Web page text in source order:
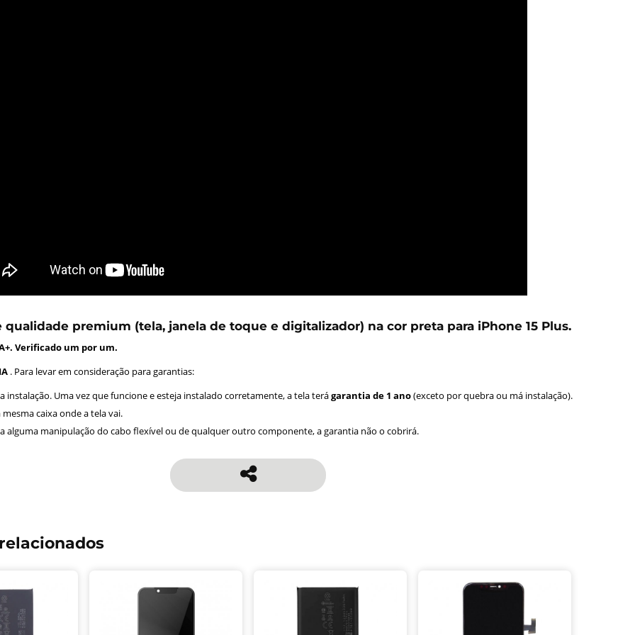
qualidade premium (tela, janela de toque e digitalizador) na cor preta para iPhone 15 Plus.
Verificado um por um.
. Para levar em consideração para garantias:
instalação. Uma vez que funcione e esteja instalado corretamente, a tela terágarantia de 1 ano(exceto por quebra ou má instalação).
caixa onde a tela vai.
alguma manipulação do cabo flexível ou de qualquer outro componente, a garantia não o cobrirá.